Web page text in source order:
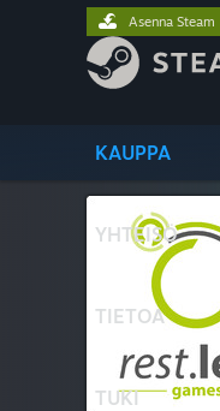
KAUPPA
YHTEISÖ
TIETOA
TUKI
Asenna Steam